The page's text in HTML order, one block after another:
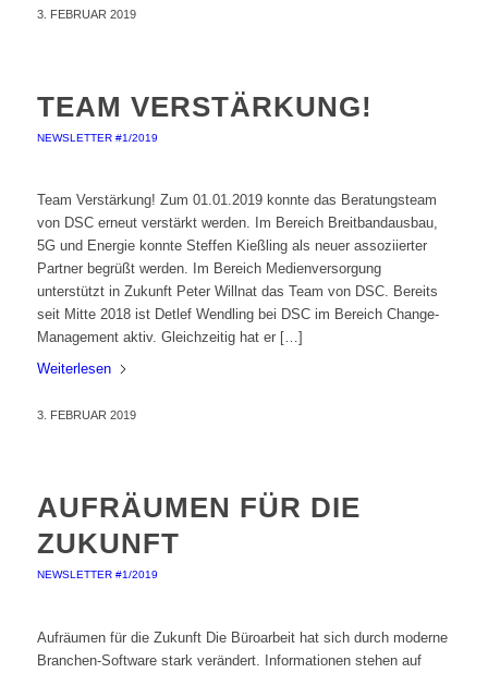
3. FEBRUAR 2019
TEAM VERSTÄRKUNG!
NEWSLETTER #1/2019
Team Verstärkung! Zum 01.01.2019 konnte das Beratungsteam
von DSC erneut verstärkt werden. Im Bereich Breitbandausbau,
5G und Energie konnte Steffen Kießling als neuer assoziierter
Partner begrüßt werden. Im Bereich Medienversorgung
unterstützt in Zukunft Peter Willnat das Team von DSC. Bereits
seit Mitte 2018 ist Detlef Wendling bei DSC im Bereich Change-
Management aktiv. Gleichzeitig hat er […]
Weiterlesen
3. FEBRUAR 2019
AUFRÄUMEN FÜR DIE
ZUKUNFT
NEWSLETTER #1/2019
Aufräumen für die Zukunft Die Büroarbeit hat sich durch moderne
Branchen-Software stark verändert. Informationen stehen auf